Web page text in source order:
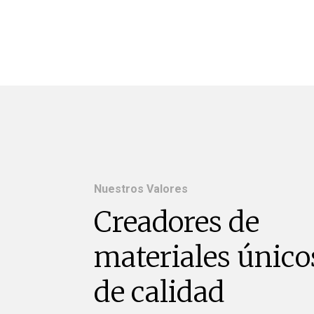
Nuestros Valores
Creadores de
materiales
de calidad